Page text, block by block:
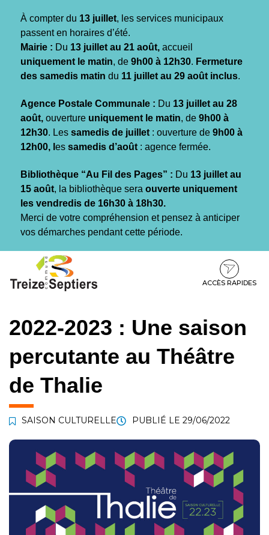
À compter du 13 juillet, les services municipaux
passent en horaires d’été.
Mairie : Du 13 juillet au 21 août, accueil
uniquement le matin, de 9h00 à 12h30. Fermeture
des samedis matin du 11 juillet au 29 août inclus.
Agence Postale Communale : Du 13 juillet au 28
août, ouverture uniquement le matin, de 9h00 à
12h30. Les samedis de juillet : ouverture de 9h00 à
12h00, l es samedis d’août : agence fermée.
Bibliothèque “Au Fil des Pages” : Du 13 juillet au
15 août, la bibliothèque sera ouverte uniquement
les vendredis de 16h30 à 18h30.
Merci de votre compréhension et pensez à anticiper
vos démarches pendant cette période.
contenu
pied
ACCÈS RAPIDES
2022-2023 : Une saison
percutante au Théâtre
de Thalie
SAISON CULTURELLE PUBLIÉ LE 29/06/2022